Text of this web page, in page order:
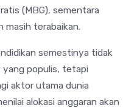
(MBG), sementara
masih terabaikan.
semestinya tidak
yang populis, tetapi
aktor utama dunia
alokasi anggaran akan